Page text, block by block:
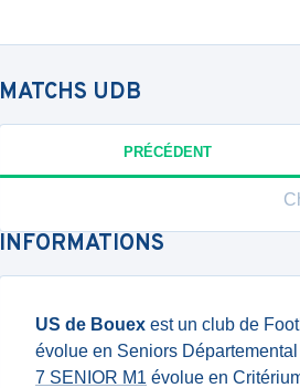
MATCHS UDB
PRÉCÉDENT
INFORMATIONS
US de Bouex est un club de
évolue en Seniors
7 SENIOR M1 évolue en